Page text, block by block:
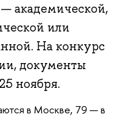
академической,
или
На конкурс
документы
ноября.
в Москве, 79 — в